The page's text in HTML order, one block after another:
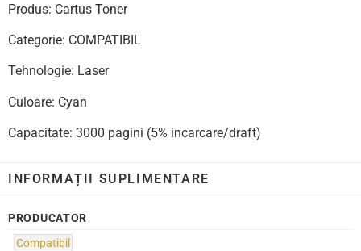
Produs: Cartus Toner
Categorie: COMPATIBIL
Tehnologie: Laser
Culoare: Cyan
Capacitate: 3000 pagini (5% incarcare/draft)
INFORMAȚII SUPLIMENTARE
PRODUCATOR
Compatibil